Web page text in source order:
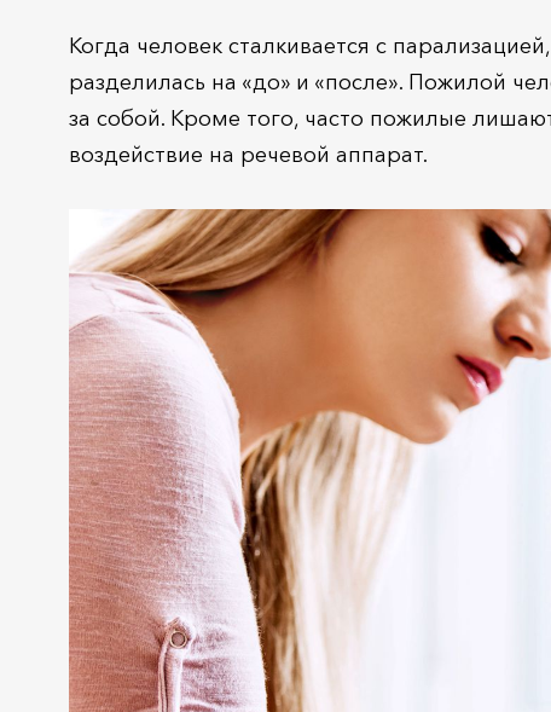
Когда человек сталкивается с
разделилась на «до» и «после». Пожилой
за собой. Кроме того, часто пожилые
воздействие на речевой аппарат.